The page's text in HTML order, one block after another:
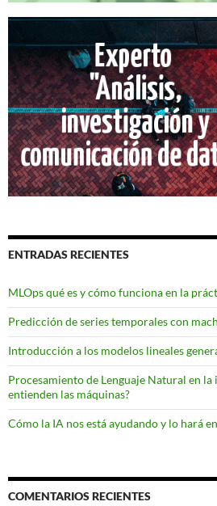
ENTRADAS RECIENTES
MLOps qué es y cómo funciona en la
Predicción de series temporales con
Introducción a los modelos lineales
Procesamiento de Lenguaje Natural en
entienden las máquinas?
Cómo la IA nos está ayudando y lo hará
COMENTARIOS RECIENTES